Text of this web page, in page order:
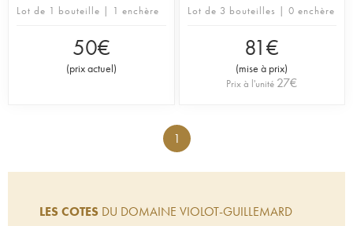
Lot de 1 bouteille | 1 enchère
50€
(prix actuel)
Lot de 3 bouteilles | 0 enchère
81€
(mise à prix)
Prix à l'unité 27€
1
LES COTES DU DOMAINE VIOLOT-GUILLEMARD